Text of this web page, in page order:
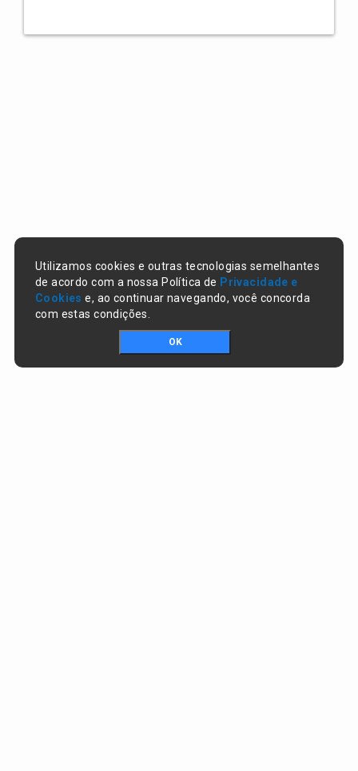
Utilizamos cookies e outras tecnologias semelhantes
de acordo com a nossa Política de Privacidade e
Cookies e, ao continuar navegando, você concorda
com estas condições.
OK